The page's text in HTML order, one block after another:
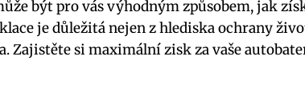
být pro vás výhodným způsobem, ⁢jak
je ⁢důležitá nejen z​ hlediska ochrany
Zajistěte si maximální zisk za vaše